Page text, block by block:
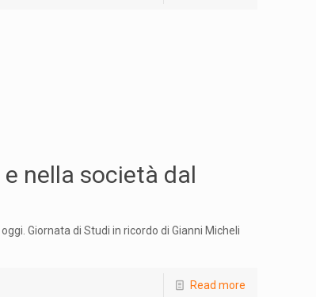
nella società dal
Giornata di Studi in ricordo di Gianni Micheli
Read more